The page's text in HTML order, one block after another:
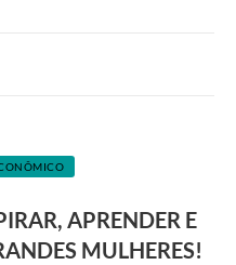
APRENDER E
MULHERES!